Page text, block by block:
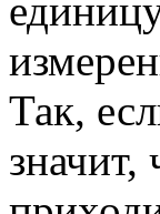
Так,
значит,